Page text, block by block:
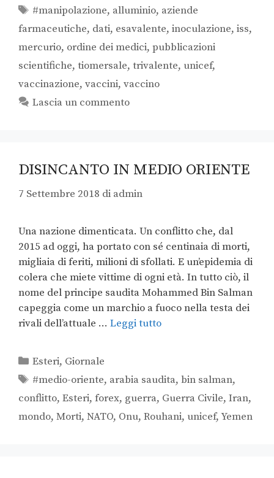
#manipolazione, alluminio, aziende
farmaceutiche, dati, esavalente, inoculazione, iss,
mercurio, ordine dei medici, pubblicazioni
scientifiche, tiomersale, trivalente, unicef,
vaccinazione, vaccini, vaccino
Lascia un commento
DISINCANTO IN MEDIO ORIENTE
7 Settembre 2018 di admin
Una nazione dimenticata. Un conflitto che, dal
2015 ad oggi, ha portato con sé centinaia di morti,
migliaia di feriti, milioni di sfollati. E un’epidemia di
colera che miete vittime di ogni età. In tutto ciò, il
nome del principe saudita Mohammed Bin Salman
capeggia come un marchio a fuoco nella testa dei
rivali dell’attuale … Leggi tutto
Esteri, Giornale
#medio-oriente, arabia saudita,bin salman,
conflitto, Esteri, forex, guerra, Guerra Civile, Iran,
mondo, Morti, NATO, Onu, Rouhani, unicef,Yemen